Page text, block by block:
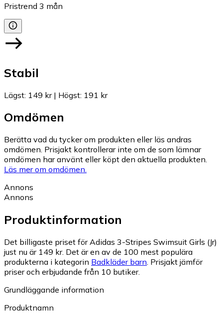
Pristrend 3 mån
Stabil
Lägst: 149 kr| Högst: 191 kr
Omdömen
Berätta vad du tycker om produkten eller läs andras
omdömen. Prisjakt kontrollerar inte om de som lämnar
omdömen har använt eller köpt den aktuella produkten.
Läs mer om omdömen.
Annons
Annons
Produktinformation
Det billigaste priset för Adidas 3-Stripes Swimsuit Girls (Jr)
just nu är 149 kr. Det är en av de 100 mest populära
produkterna i kategorin Badkläder barn. Prisjakt jämför
priser och erbjudande från 10 butiker.
Grundläggande information
Produktnamn